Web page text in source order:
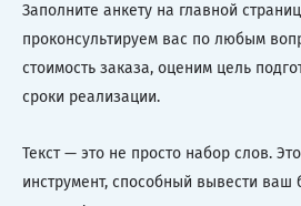
Заполните анкету на главной
проконсультируем вас по любым
стоимость заказа, оценим цель
сроки реализации.
Текст — это не просто набор слов.
инструмент, способный вывести ваш